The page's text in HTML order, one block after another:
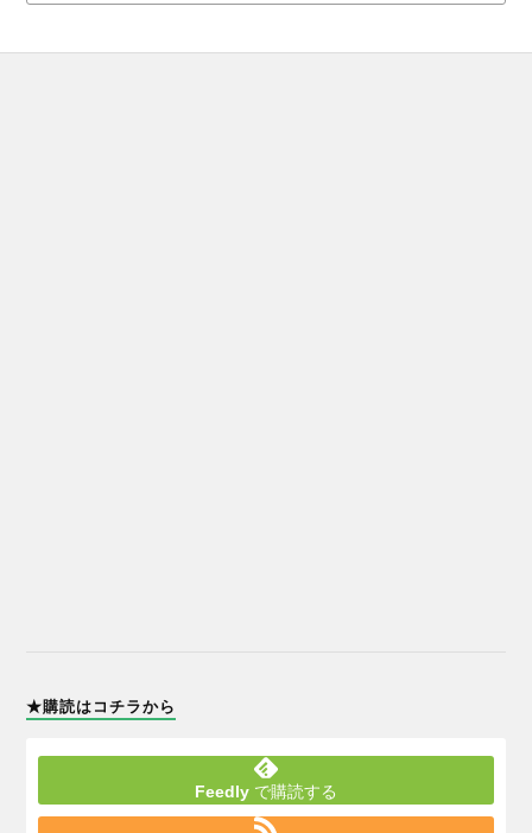
★購読はコチラから
Feedly で購読する